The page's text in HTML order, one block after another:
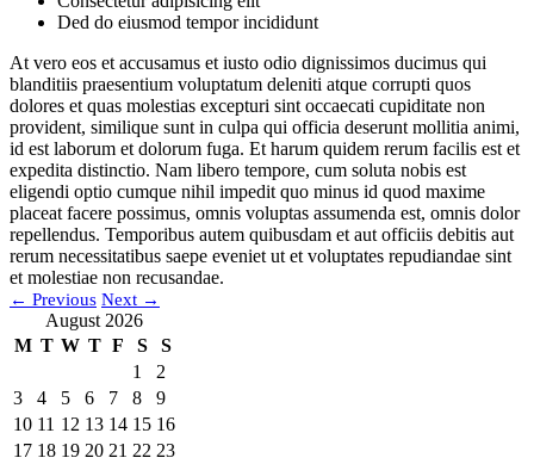
Ded do eiusmod tempor incididunt
At vero eos et accusamus et iusto odio dignissimos ducimus qui
blanditiis praesentium voluptatum deleniti atque corrupti quos
dolores et quas molestias excepturi sint occaecati cupiditate non
provident, similique sunt in culpa qui officia deserunt mollitia animi,
id est laborum et dolorum fuga. Et harum quidem rerum facilis est et
expedita distinctio. Nam libero tempore, cum soluta nobis est
eligendi optio cumque nihil impedit quo minus id quod maxime
placeat facere possimus, omnis voluptas assumenda est, omnis dolor
repellendus. Temporibus autem quibusdam et aut officiis debitis aut
rerum necessitatibus saepe eveniet ut et voluptates repudiandae sint
et molestiae non recusandae.
← Previous Next →
August 2026
M T W T F S
S
1
2
3
4 5 6 7 8
9
10 11 12 13 14 15 16
17 18 19 20 21 22 23